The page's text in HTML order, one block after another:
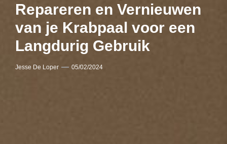
Repareren en Vernieuwen
van je Krabpaal voor een
Langdurig Gebruik
Jesse De Loper 05/02/2024